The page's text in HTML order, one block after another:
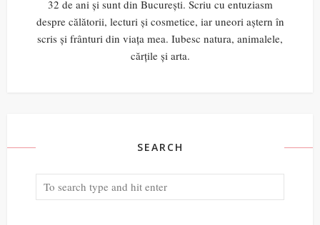
32 de ani și sunt din București. Scriu cu entuziasm
despre călătorii, lecturi și cosmetice, iar uneori aștern în
scris și frânturi din viața mea. Iubesc natura, animalele,
cărțile și arta.
SEARCH